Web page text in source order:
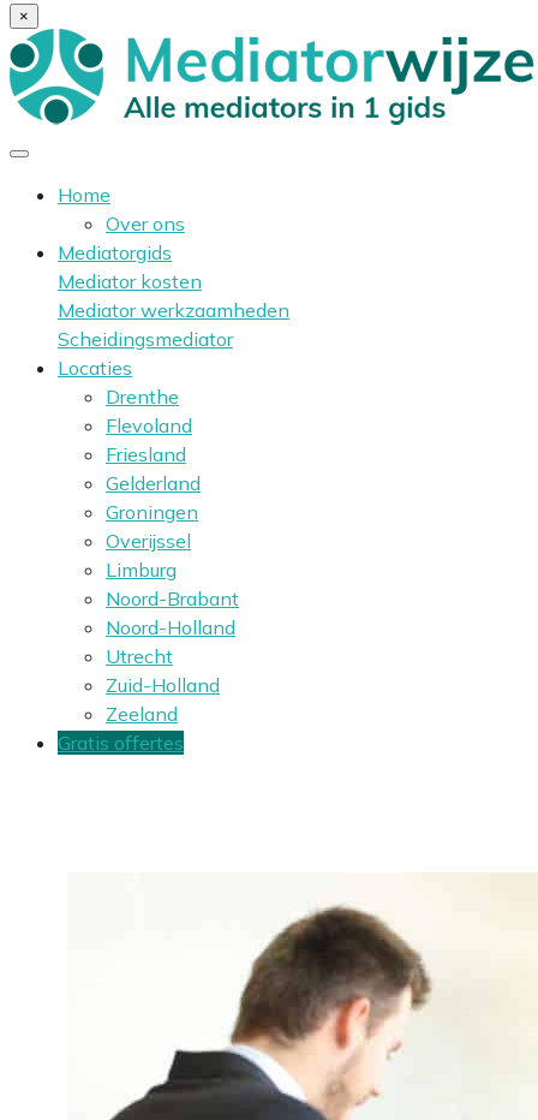
×
Home
Over ons
Mediatorgids
Mediator kosten
Mediator werkzaamheden
Scheidingsmediator
Locaties
Drenthe
Flevoland
Friesland
Gelderland
Groningen
Overijssel
Limburg
Noord-Brabant
Noord-Holland
Utrecht
Zuid-Holland
Zeeland
Gratis offertes